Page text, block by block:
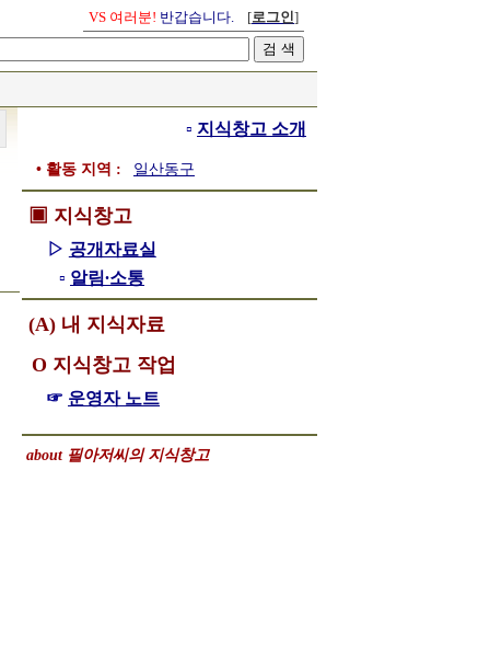
VS 여러분! 반갑습니다. [로그인]
▫ 지식창고 소개
• 활동 지역 : 일산동구
▣ 지식창고
▷ 공개자료실
▫ 알림∙소통
(A) 내 지식자료
Ο 지식창고 작업
☞ 운영자 노트
about 필아저씨의 지식창고